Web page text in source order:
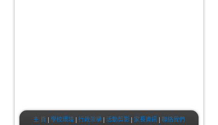
主 頁 學校環境| 行政架構| 活動剪影| 家長資訊| 聯絡我們